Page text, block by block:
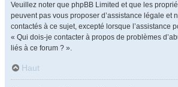
Veuillez noter que phpBB Limited et que les
peuvent pas vous proposer d’assistance légale et
contactés à ce sujet, excepté lorsque l’assistance
« Qui dois-je contacter à propos de problèmes
liés à ce forum ? ».
Haut